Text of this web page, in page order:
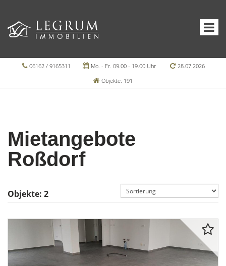
06162 / 9165311 Mo. - Fr. 09.00 - 19.00 Uhr
28.07.2026
Objekte: 191
Mietangebote
Roßdorf
Objekte: 2